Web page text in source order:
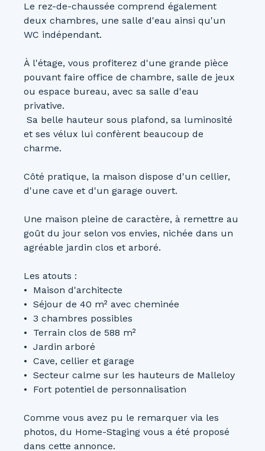
Le rez-de-chaussée comprend également
deux chambres, une salle d'eau ainsi qu'un
WC indépendant.
À l'étage, vous profiterez d'une grande pièce
pouvant faire office de chambre, salle de jeux
ou espace bureau, avec sa salle d'eau
privative.
Sa belle hauteur sous plafond, sa luminosité
et ses vélux lui confèrent beaucoup de
charme.
Côté pratique, la maison dispose d'un cellier,
d'une cave et d'un garage ouvert.
Une maison pleine de caractère, à remettre au
goût du jour selon vos envies, nichée dans un
agréable jardin clos et arboré.
Les atouts :
Maison d'architecte
Séjour de 40 m² avec cheminée
3 chambres possibles
Terrain clos de 588 m²
Jardin arboré
Cave, cellier et garage
Secteur calme sur les hauteurs de Malleloy
Fort potentiel de personnalisation
Comme vous avez pu le remarquer via les
photos, du Home-Staging vous a été proposé
dans cette annonce.